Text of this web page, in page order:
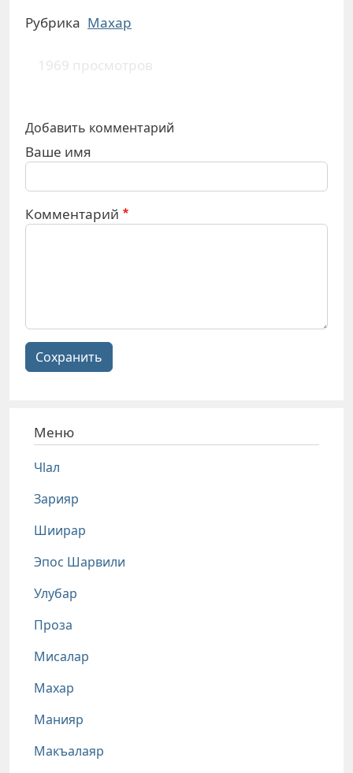
Рубрика Махар
1969 просмотров
Добавить комментарий
Ваше имя
Комментарий
Сохранить
Меню
Чlал
Зарияр
Шиирар
Эпос Шарвили
Улубар
Проза
Мисалар
Махар
Манияр
Макъалаяр